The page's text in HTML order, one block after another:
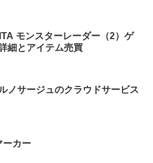
モンスターレーダー（2）ゲ
細とアイテム売買
ノサージュのクラウドサービス
ーカー